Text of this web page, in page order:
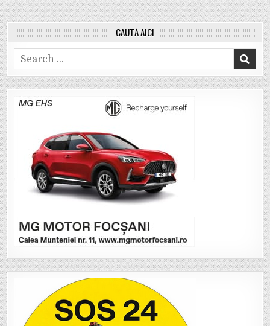
CAUTĂ AICI
Search
for: